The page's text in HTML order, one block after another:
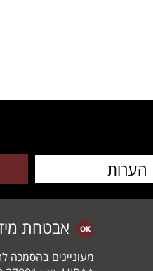
אבטחת
מעוניינים בהסמכה